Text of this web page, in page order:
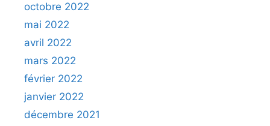
octobre 2022
mai 2022
avril 2022
mars 2022
février 2022
janvier 2022
décembre 2021